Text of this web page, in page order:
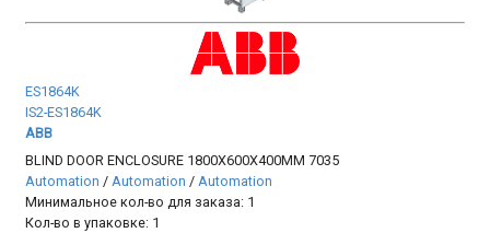
ES1864K
IS2-ES1864K
ABB
BLIND DOOR ENCLOSURE 1800X600X400MM 7035
Automation /Automation /Automation
Минимальное кол-во для заказа: 1
Кол-во в упаковке: 1